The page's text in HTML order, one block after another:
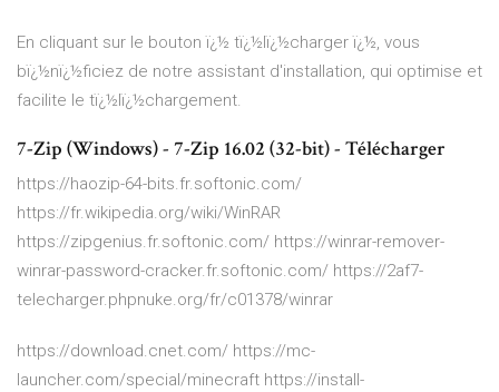
En cliquant sur le bouton ï¿½ tï¿½lï¿½charger ï¿½, vous
bï¿½nï¿½ficiez de notre assistant d'installation, qui optimise et
facilite le tï¿½lï¿½chargement.
7-Zip (Windows) - 7-Zip 16.02 (32-bit) - Télécharger
https://haozip-64-bits.fr.softonic.com/
https://fr.wikipedia.org/wiki/WinRAR
https://zipgenius.fr.softonic.com/ https://winrar-remover-
winrar-password-cracker.fr.softonic.com/ https://2af7-
telecharger.phpnuke.org/fr/c01378/winrar
https://download.cnet.com/ https://mc-
launcher.com/special/minecraft https://install-